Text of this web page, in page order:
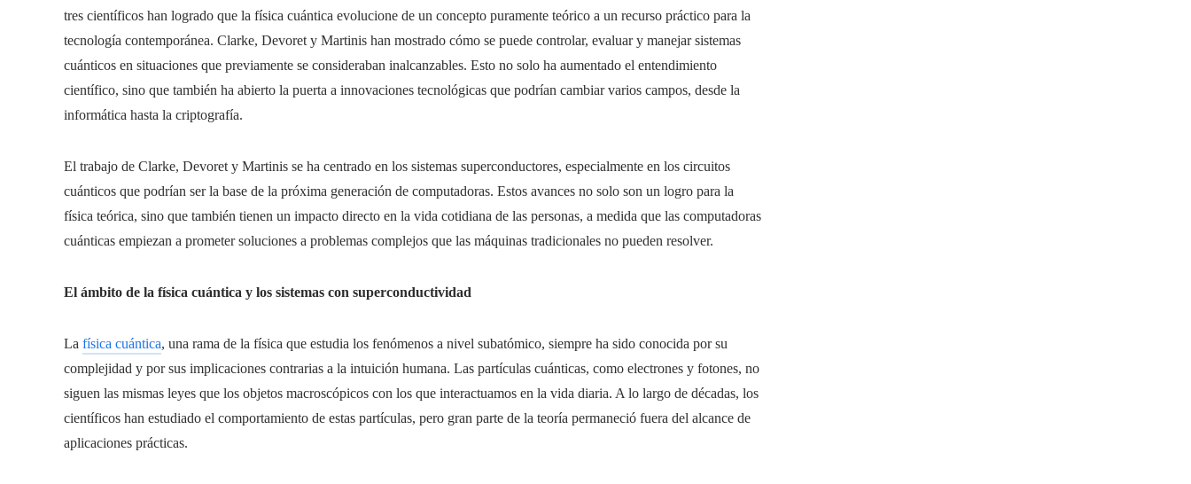
tres científicos han logrado que la física cuántica evolucione de un concepto puramente teórico a un recurso práctico para la
tecnología contemporánea. Clarke, Devoret y Martinis han mostrado cómo se puede controlar, evaluar y manejar sistemas
cuánticos en situaciones que previamente se consideraban inalcanzables. Esto no solo ha aumentado el entendimiento
científico, sino que también ha abierto la puerta a innovaciones tecnológicas que podrían cambiar varios campos, desde la
informática hasta la criptografía.
El trabajo de Clarke, Devoret y Martinis se ha centrado en los sistemas superconductores, especialmente en los circuitos
cuánticos que podrían ser la base de la próxima generación de computadoras. Estos avances no solo son un logro para la
física teórica, sino que también tienen un impacto directo en la vida cotidiana de las personas, a medida que las computadoras
cuánticas empiezan a prometer soluciones a problemas complejos que las máquinas tradicionales no pueden resolver.
El ámbito de la física cuántica y los sistemas con superconductividad
La física cuántica, una rama de la física que estudia los fenómenos a nivel subatómico, siempre ha sido conocida por su
complejidad y por sus implicaciones contrarias a la intuición humana. Las partículas cuánticas, como electrones y fotones, no
siguen las mismas leyes que los objetos macroscópicos con los que interactuamos en la vida diaria. A lo largo de décadas, los
científicos han estudiado el comportamiento de estas partículas, pero gran parte de la teoría permaneció fuera del alcance de
aplicaciones prácticas.